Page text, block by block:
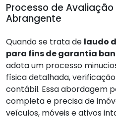
Processo de
Abrangente
Quando se trata de laudo
para fins de garantia
adota um processo
física detalhada,
contábil. Essa abordagem
completa e precisa de
veículos, móveis e ativos